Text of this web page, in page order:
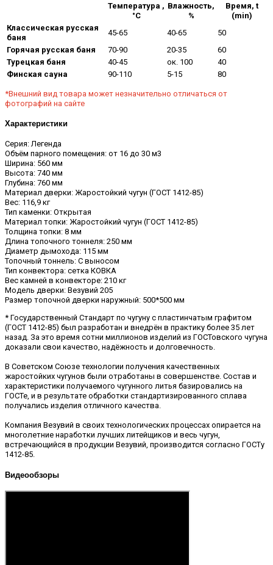
Температура ,
°С
Влажность,
%
Время, t
(min)
Классическая русская
баня
45-65 40-65
50
Горячая русская баня
70-90 20-35
60
Турецкая баня
40-45 ок. 100
40
Финская сауна
90-110 5-15 80
*Внешний вид товара может незначительно отличаться от
фотографий на сайте
Характеристики
Серия: Легенда
Объём парного помещения: от 16 до 30 м3
Ширина: 560 мм
Высота: 740 мм
Глубина: 760 мм
Материал дверки: Жаростойкий чугун (ГОСТ 1412-85)
Вес: 116,9 кг
Тип каменки: Открытая
Материал топки: Жаростойкий чугун (ГОСТ 1412-85)
Толщина топки: 8 мм
Длина топочного тоннеля: 250 мм
Диаметр дымохода: 115 мм
Топочный тоннель: С выносом
Тип конвектора: сетка КОВКА
Вес камней в конвекторе: 210 кг
Модель дверки: Везувий 205
Размер топочной дверки наружный: 500*500 мм
* Государственный Стандарт по чугуну с пластинчатым графитом
(ГОСТ 1412-85) был разработан и внедрён в практику более 35 лет
назад. За это время сотни миллионов изделий из ГОСТовского чугуна
доказали свои качество, надёжность и долговечность.
В Советском Союзе технологии получения качественных
жаростойких чугунов были отработаны в совершенстве. Состав и
характеристики получаемого чугунного литья базировались на
ГОСТе, и в результате обработки стандартизированного сплава
получались изделия отличного качества.
Компания Везувий в своих технологических процессах опирается на
многолетние наработки лучших литейщиков и весь чугун,
встречающийся в продукции Везувий, производится согласно ГОСТу
1412-85.
Видеообзоры